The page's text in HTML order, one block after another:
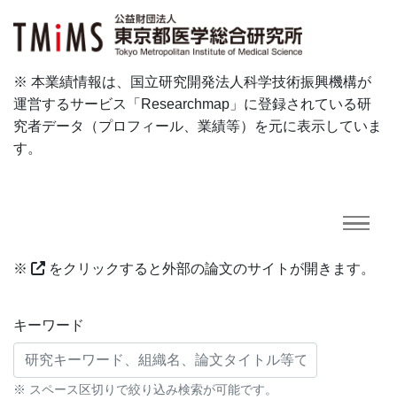
※ 本業績情報は、国立研究開発法人科学技術振興機構が
運営するサービス「Researchmap」に登録されている研
究者データ（プロフィール、業績等）を元に表示していま
す。
※ をクリックすると外部の論文のサイトが開きます。
研究業績に対する検索条件
キーワード
※ スペース区切りで絞り込み検索が可能です。